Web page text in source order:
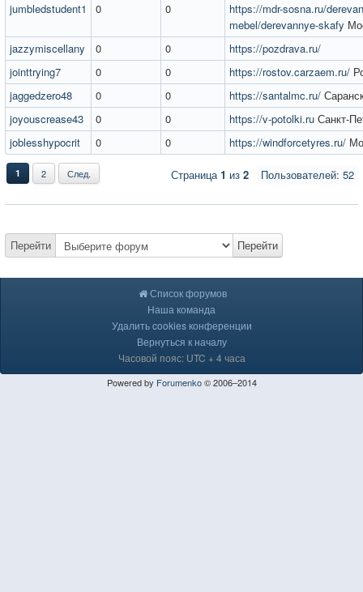
jumbledstudent1
0 0
https://mdr-sosna.ru/
mebel/derevannye-skafy
jazzymiscellany
0 0
https://pozdrava.ru/
jointtrying7
0 0 https://rostov.carzaem.ru/
jaggedzero48
0 0 https://santalmc.ru/
joyouscrease43
0 0 https://v-potolki.ru Санкт-
joblesshypocrit
0 0 https://windforcetyres.ru/
Пользователей: 52
1 2 След. Страница1 из 2
Перейти Перейти
Список форумов
Наша команда
Удалить cookies конференции
Вернуться к началу
Часовой пояс: UTC + 4 часа
Powered by Forumenko© 2006–2014